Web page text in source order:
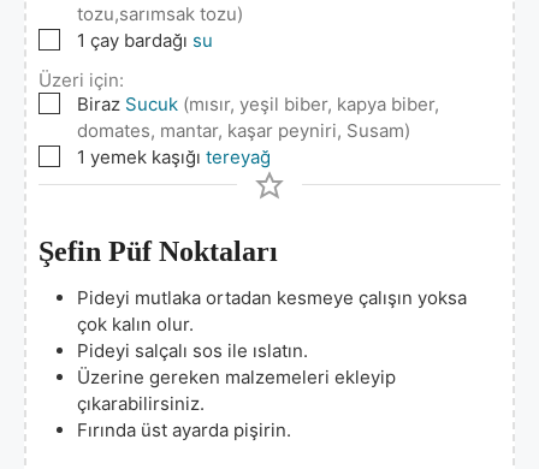
tozu,sarımsak tozu)
▢1 çay bardağı su
Üzeri için:
▢
Biraz Sucuk (mısır, yeşil biber, kapya biber,
domates, mantar, kaşar peyniri, Susam)
▢1 yemek kaşığı tereyağ
Şefin Püf Noktaları
Pideyi mutlaka ortadan kesmeye çalışın yoksa
çok kalın olur.
Pideyi salçalı sos ile ıslatın.
Üzerine gereken malzemeleri ekleyip
çıkarabilirsiniz.
Fırında üst ayarda pişirin.